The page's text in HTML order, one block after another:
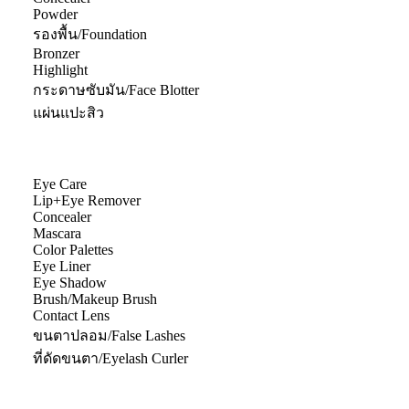
Powder
รองพื้น/Foundation
Bronzer
Highlight
กระดาษซับมัน/Face Blotter
แผ่นแปะสิว
Eye Care
Lip+Eye Remover
Concealer
Mascara
Color Palettes
Eye Liner
Eye Shadow
Brush/Makeup Brush
Contact Lens
ขนตาปลอม/False Lashes
ที่ดัดขนตา/Eyelash Curler